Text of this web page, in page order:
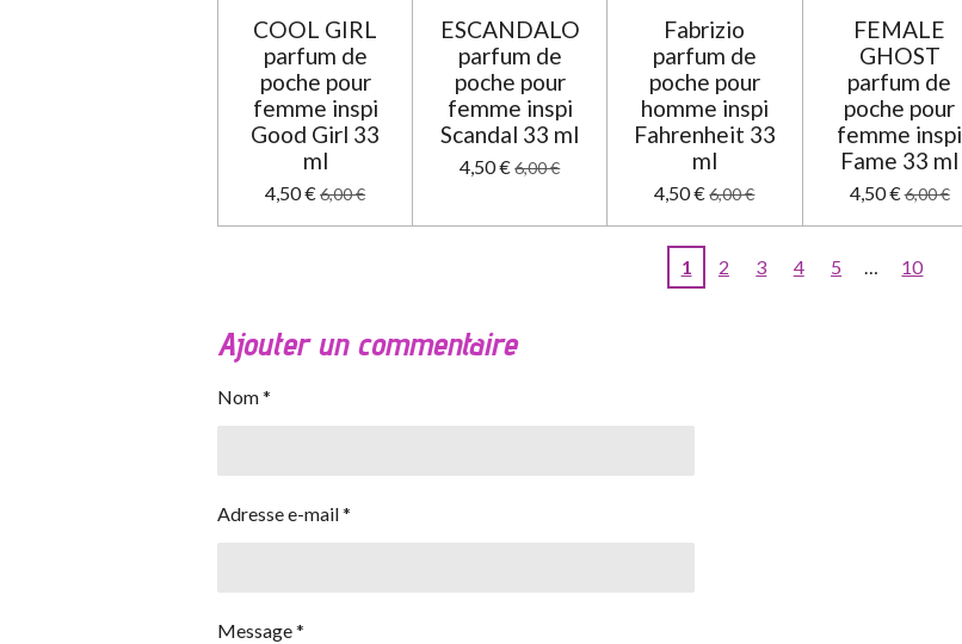
COOL GIRL
parfum de
poche pour
femme inspi
Good Girl 33
ml
4,50 €6,00 €
ESCANDALO
parfum de
poche pour
femme inspi
Scandal 33 ml
4,50 €6,00 €
Fabrizio
parfum de
poche pour
homme inspi
Fahrenheit 33
ml
4,50 € 6,00 €
FEMALE
GHOST
parfum de
poche pour
femme inspi
Fame 33 ml
4,50 €6,00 €
1 2 3 4 5 10
Ajouter un commentaire
Nom *
Adresse e-mail *
Message *